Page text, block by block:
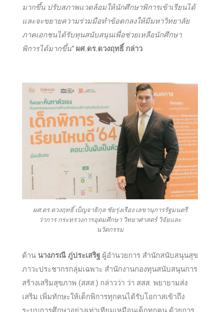
มากขึ้น ปรับสภาพแวดล้อมให้นักศึกษาพิการเข้าเรียนได้
และจะขยายความร่วมมือทำข้อตกลงให้มีมหาวิทยาลัย
ภาคเอกชนได้รับทุนสนับสนุนเพื่อช่วยเหลือนักศึกษา
พิการได้มากขึ้น” ผศ.ดร.ดวงฤทธิ์ กล่าว
ผศ.ดร.ดวงฤทธิ์ เบ็ญจาธิกุล ชัยรุ่งเรือง เลขานุการรัฐมนตรี
ว่าการ กระทรวงการอุดมศึกษา วิทยาศาสตร์ วิจัยและ
นวัตกรรม
ด้าน นางภรณี ภู่ประเสริฐ ผู้อำนวยการ สำนักสนับสนุนสุข
ภาวะประชากรกลุ่มเฉพาะ สำนักงานกองทุนสนับสนุนการ
สร้างเสริมสุขภาพ (สสส.) กล่าวว่า ว่า สสส. พยายามส่ง
เสริม เพิ่มทักษะให้เด็กพิการทุกคนได้รับโอกาสเข้าถึง